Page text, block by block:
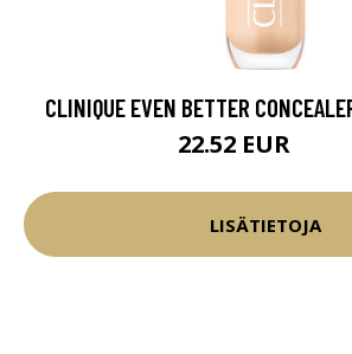
CLINIQUE EVEN BETTER
22.52 EUR
LISÄTIETOJA